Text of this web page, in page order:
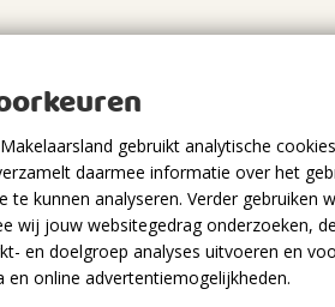
gebruikt analytische
daarmee informatie over het
te kunnen analyseren. Verder gebruiken
wij jouw websitegedrag onderzoeken,
en doelgroep analyses uitvoeren en
en online advertentiemogelijkheden.